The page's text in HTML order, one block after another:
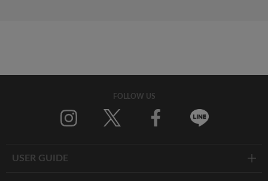
FOLLOW US
USER GUIDE